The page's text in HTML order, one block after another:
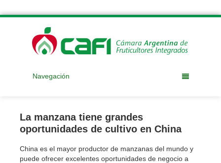
Navegación
La manzana tiene grandes
oportunidades de cultivo en China
China es el mayor productor de manzanas del mundo y
puede ofrecer excelentes oportunidades de negocio a